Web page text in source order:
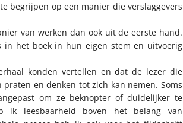
begrijpen op een manier die verslaggevers
van werken dan ook uit de eerste hand.
in het boek in hun eigen stem en uitvoerig
konden vertellen en dat de lezer die
en denken tot zich kan nemen. Soms
om ze beknopter of duidelijker te
ik leesbaarheid boven het belang van